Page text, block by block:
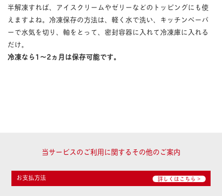
半解凍すれば、アイスクリームやゼリーなどのトッピングにも使
えますよね。冷凍保存の方法は、軽く水で洗い、キッチンペーパ
ーで水気を切り、軸をとって、密封容器に入れて冷凍庫に入れる
だけ。
冷凍なら1〜2ヵ月は保存可能です。
当サービスのご利用に関するその他のご案内
お支払方法 詳しくはこちら >